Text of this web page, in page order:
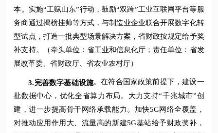
本。实施“工赋山东”行动，鼓励“双跨”工业互联网平台等服
务商通过揭榜挂帅等方式，与制造业企业联合开展数字化转
型试点，打造一批典型场景解决方案，省财政按规定给予奖
补支持。（牵头单位：省工业和信息化厅；责任单位：省发
展改革委、省财政厅、省农业农村厅）
3.完善数字基础设施。在符合国家政策前提下，建设一
批数据中心，优化全省算力布局。大力支持“千兆城市”创
建，进一步提高骨干网络承载能力。加快5G网络全覆盖，
对推动应用作用大、流量高的新建5G基站给予财政奖补，